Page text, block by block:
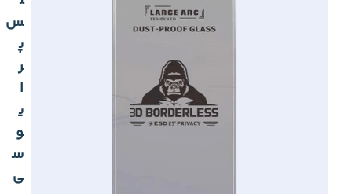
س
پ
ر
ا
ی
و
س
ی